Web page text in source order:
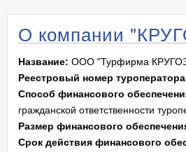
О компании
Название: ООО "Турфирма
Реестровый номер
Способ финансового
гражданской ответственности
Размер финансового
Срок действия финансового